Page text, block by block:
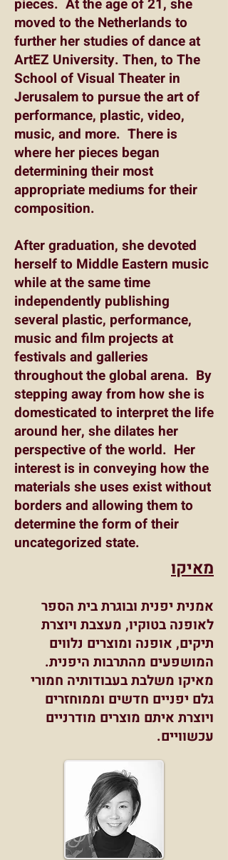
pieces. At the age of 21, she
moved to the Netherlands to
further her studies of dance at
ArtEZ University. Then, to The
School of Visual Theater in
Jerusalem to pursue the art of
performance, plastic, video,
music, and more. There is
where her pieces began
determining their most
appropriate mediums for their
composition.
After graduation, she devoted
herself to Middle Eastern music
while at the same time
independently publishing
several plastic, performance,
music and film projects at
festivals and galleries
throughout the global arena. By
stepping away from how she is
domesticated to interpret the life
around her, she dilates her
perspective of the world. Her
interest is in conveying how the
materials she uses exist without
borders and allowing them to
determine the form of their
uncategorized state.
מאיקו
אמנית יפנית ובוגרת בית הספר
לאופנה בטוקיו, מעצבת ויוצרת
תיקים, אופנה ומוצרים נלווים
המושפעים מהתרבות היפנית.
מאיקו משלבת בעבודותיה חמורי
גלם יפניים חדשים וממוחזרים
ויוצרת איתם מוצרים מודרניים
עכשוויים.